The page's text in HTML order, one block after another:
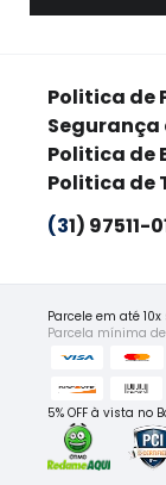
Politica de
Segurança
Politica de
Politica de
(31) 97511-
Parcele em até
Parcela mínima
5% OFF à vista no